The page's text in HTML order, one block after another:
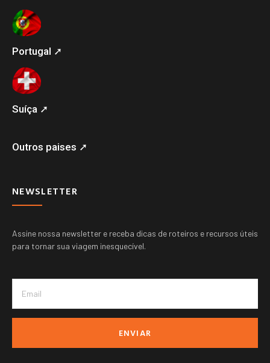
Portugal ➚
Suíça ➚
Outros paises ➚
NEWSLETTER
Assine nossa newsletter e receba dicas de roteiros e recursos úteis
para tornar sua viagem inesquecível.
ENVIAR